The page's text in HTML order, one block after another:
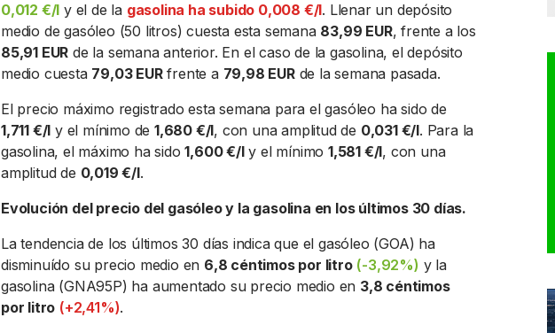
0,012 €/l y el de la gasolina ha subido 0,008 €/l. Llenar un depósito
medio de gasóleo (50 litros) cuesta esta semana 83,99 EUR, frente a los
85,91 EUR de la semana anterior. En el caso de la gasolina, el depósito
medio cuesta 79,03 EURfrente a 79,98 EURde la semana pasada.
El precio máximo registrado esta semana para el gasóleo ha sido de
1,711 €/l y el mínimo de1,680 €/l, con una amplitud de 0,031 €/l. Para la
gasolina, el máximo ha sido1,600 €/ly el mínimo1,581 €/l, con una
amplitud de 0,019 €/l.
Evolución del precio del gasóleo y la gasolina en los últimos 30 días.
La tendencia de los últimos 30 días indica que el gasóleo (GOA) ha
disminuído su precio medio en 6,8 céntimos por litro (-3,92%) y la
gasolina (GNA95P) ha aumentado su precio medio en 3,8 céntimos
por litro (+2,41%).